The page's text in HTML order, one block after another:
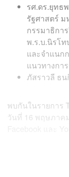
รศ.ดร.ยุทธ
รัฐศาสตร์
กรรมาธิกา
พ.ร.บ.นิรโ
และจำแนก
แนวทางกา
ภัสราวลี ธน
พบกันในรายการ
วันที่ 16 พฤษภาค
นักกิจกรร
มายด์-ภัส